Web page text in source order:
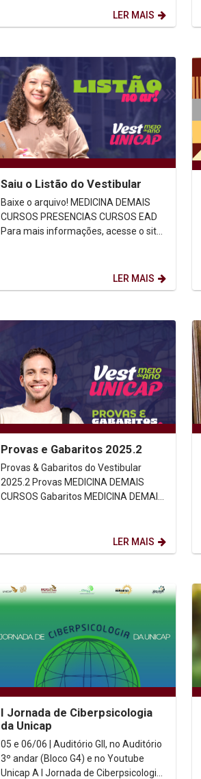
Linguagem, realizado nos dias...
LER MAIS
Saiu o Listão do Vestibular
Baixe o arquivo! MEDICINA DEMAIS
CURSOS PRESENCIAS CURSOS EAD
Para mais informações, acesse o site
LER MAIS
Provas e Gabaritos 2025.2
Provas & Gabaritos do Vestibular
2025.2 Provas MEDICINA DEMAIS
CURSOS Gabaritos MEDICINA DEMAIS
LER MAIS
I Jornada de Ciberpsicologia
da Unicap
05 e 06/06 | Auditório GII, no Auditório
3º andar (Bloco G4) e no Youtube
Unicap A I Jornada de Ciberpsicologia